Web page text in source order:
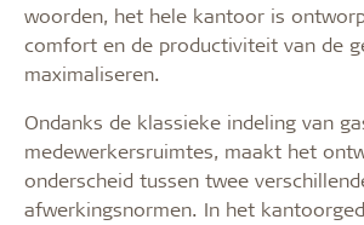
woorden, het hele kantoor is
comfort en de productiviteit van de
maximaliseren.
Ondanks de klassieke indeling van
medewerkersruimtes, maakt het
onderscheid tussen twee
afwerkingsnormen. In het